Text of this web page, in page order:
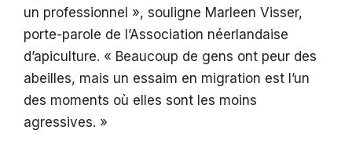
un professionnel », souligne Marleen Visser,
porte-parole de l’Association néerlandaise
d’apiculture. « Beaucoup de gens ont peur des
abeilles, mais un essaim en migration est l’un
des moments où elles sont les moins
agressives. »